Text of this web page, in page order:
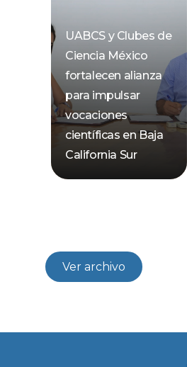
UABCS y Clubes de
Ciencia México
fortalecen alianza
para impulsar
vocaciones
científicas en Baja
California Sur
Ver archivo